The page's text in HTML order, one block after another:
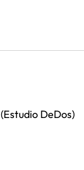
(Estudio DeDos)